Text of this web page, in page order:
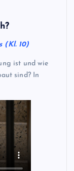
(Kl. 10)
ist und wie
sind? In